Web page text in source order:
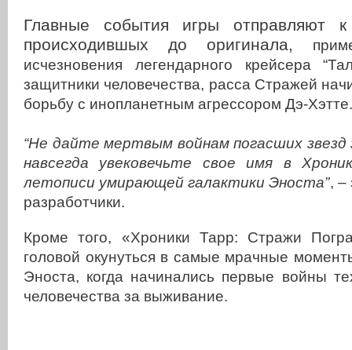
Главные события игры отправляют
происходившых до оригинала,
исчезновения легендарного крейсера
защитники человечества, расса Стражей
борьбу с инопланетным агрессором Дэ-Хэтте.
“Не дайте мертвым войнам погасших
навсегда увековечьте свое имя в
летописи умирающей галактики Эноста”, –
разработчики.
Кроме того, «Хроники Тарр: Стражи
головой окунуться в самые мрачные
Эноста, когда начинались первые войны
человечества за выживание.